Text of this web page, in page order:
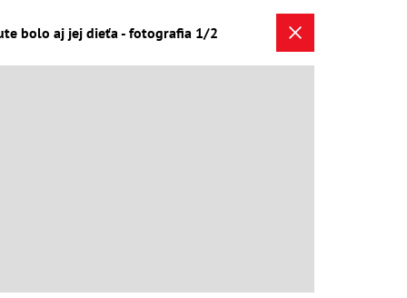
bolo aj jej dieťa - fotografia 1/2